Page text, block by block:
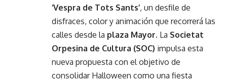
‘Vespra de Tots Sants’, un desfile de
disfraces, color y animación que recorrerá las
calles desde la plaza Mayor. La Societat
Orpesina de Cultura (SOC) impulsa esta
nueva propuesta con el objetivo de
consolidar Halloween como una fiesta